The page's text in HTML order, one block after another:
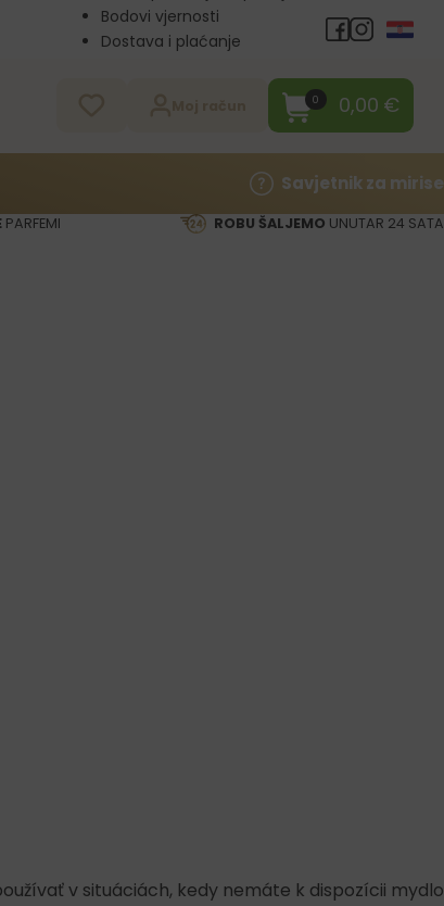
Bodovi vjernosti
Dostava i plaćanje
0 0,00 €
Savjetnik za mirise
PARFEMI ROBU ŠALJEMO UNUTAR 24 SATA
v situáciách, kedy nemáte k dispozícii mydlo